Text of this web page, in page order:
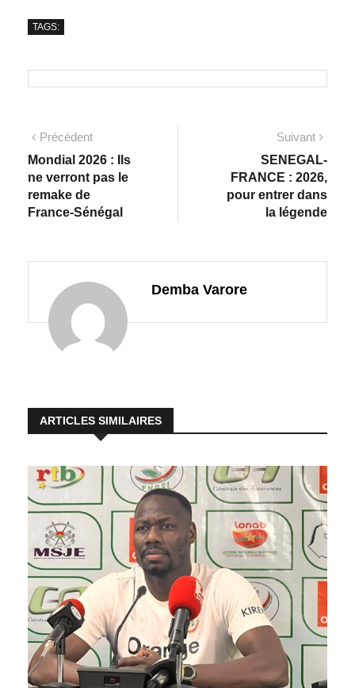
TAGS:
Précédent
Mondial 2026 : Ils
ne verront pas le
remake de
France-Sénégal
Suivant
SENEGAL-
FRANCE : 2026,
pour entrer dans
la légende
Demba Varore
ARTICLES SIMILAIRES